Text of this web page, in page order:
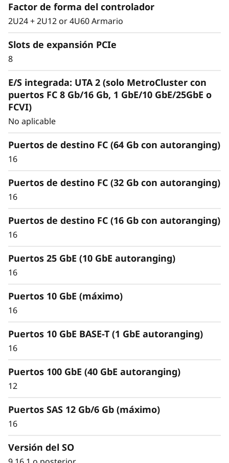
inteligente y
exhaustiva
objetos, localmente o en la nube, mediante
una misma interfaz de gestión para ofrecer
Satisfaga las demandas de las nuevas cargas
escala.
disponibles y seguros
del mercado
clave para cualquier organización. Proteja sus
Factor de forma del controlador
2U24 + 2U12 or 4U60 Armario
Slots de expansión PCIe
8
E/S integrada: UTA 2 (solo MetroCluster con
puertos FC 8 Gb/16 Gb, 1 GbE/10 GbE/25GbE o
FCVI)
No aplicable
Puertos de destino FC (64 Gb con autoranging)
16
Puertos de destino FC (32 Gb con autoranging)
16
Puertos de destino FC (16 Gb con autoranging)
16
Puertos 25 GbE (10 GbE autoranging)
16
Puertos 10 GbE (máximo)
16
Puertos 10 GbE BASE-T (1 GbE autoranging)
16
Puertos 100 GbE (40 GbE autoranging)
12
Puertos SAS 12 Gb/6 Gb (máximo)
16
Versión del SO